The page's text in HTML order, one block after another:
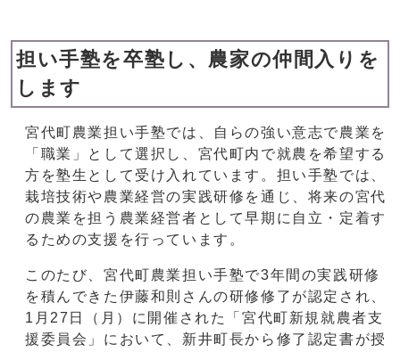
担い手塾を卒塾し、農家の仲間入りを
します
宮代町農業担い手塾では、自らの強い意志で農業を
「職業」として選択し、宮代町内で就農を希望する
方を塾生として受け入れています。担い手塾では、
栽培技術や農業経営の実践研修を通じ、将来の宮代
の農業を担う農業経営者として早期に自立・定着す
るための支援を行っています。
このたび、宮代町農業担い手塾で3年間の実践研修
を積んできた伊藤和則さんの研修修了が認定され、
1月27日（月）に開催された「宮代町新規就農者支
援委員会」において、新井町長から修了認定書が授